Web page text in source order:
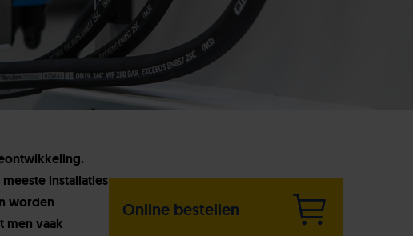
installaties
worden
men vaak
Online bestellen